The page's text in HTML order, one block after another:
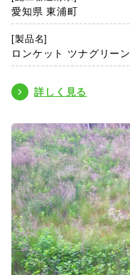
愛知県 東浦町
[製品名]
ロンケット ツナグリーン
詳しく見る